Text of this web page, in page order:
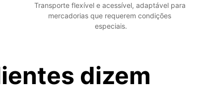
Transporte flexível e acessível, adaptável para
mercadorias que requerem condições
especiais.
dizem